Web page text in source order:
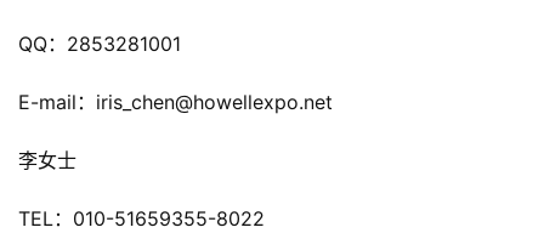
文
中
)
QQ：2853281001
E-mail：iris_chen@howellexpo.net
李女士
TEL：010-51659355-8022